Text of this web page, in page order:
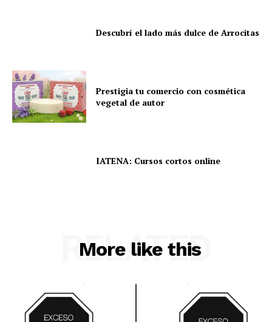
Descubrí el lado más dulce de Arrocitas
Prestigia tu comercio con cosmética
vegetal de autor
IATENA: Cursos cortos online
More like this
RELATED